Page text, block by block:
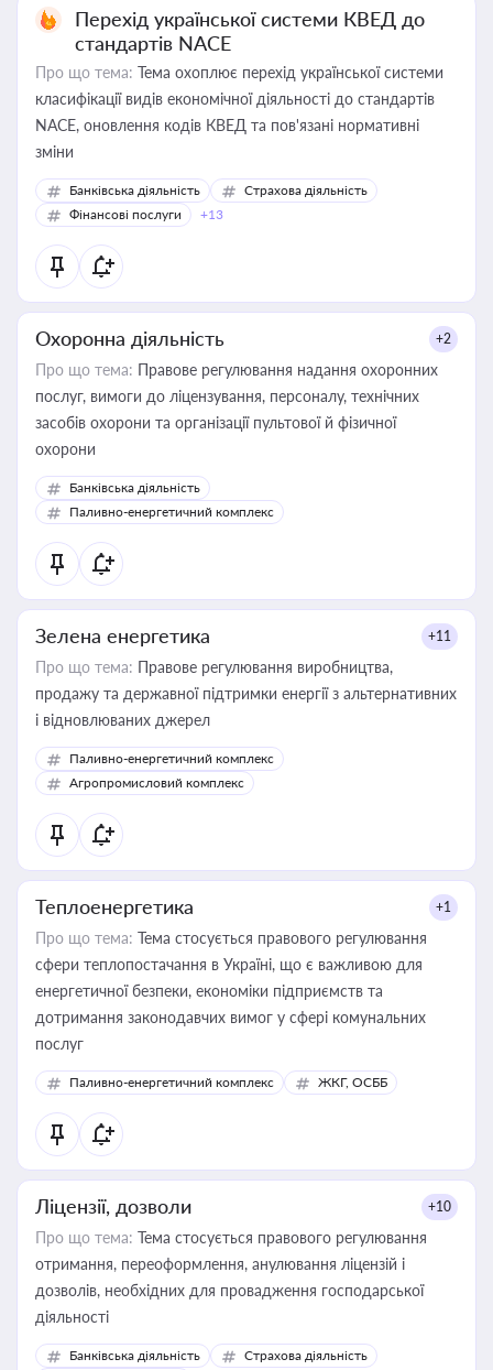
Перехід української системи КВЕД до
стандартів NACE
Про що тема: Тема охоплює перехід української системи
класифікації видів економічної діяльності до стандартів
NACE, оновлення кодів КВЕД та пов'язані нормативні
зміни
Банківська діяльність
Страхова діяльність
Фінансові послуги
+13
Охоронна діяльність +2
Про що тема: Правове регулювання надання охоронних
послуг, вимоги до ліцензування, персоналу, технічних
засобів охорони та організації пультової й фізичної
охорони
Банківська діяльність
Паливно-енергетичний комплекс
Зелена енергетика +11
Про що тема: Правове регулювання виробництва,
продажу та державної підтримки енергії з альтернативних
і відновлюваних джерел
Паливно-енергетичний комплекс
Агропромисловий комплекс
Теплоенергетика +1
Про що тема: Тема стосується правового регулювання
сфери теплопостачання в Україні, що є важливою для
енергетичної безпеки, економіки підприємств та
дотримання законодавчих вимог у сфері комунальних
послуг
Паливно-енергетичний комплекс ЖКГ, ОСББ
Ліцензії, дозволи +10
Про що тема: Тема стосується правового регулювання
отримання, переоформлення, анулювання ліцензій і
дозволів, необхідних для провадження господарської
діяльності
Банківська діяльність
Страхова діяльність